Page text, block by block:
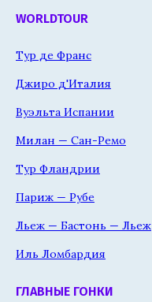
WORLDTOUR
Тур де Франс
Джиро д'Италия
Вуэльта Испании
Милан — Сан-Ремо
Тур Фландрии
Париж — Рубе
Льеж — Бастонь — Льеж
Иль Ломбардия
ГЛАВНЫЕ ГОНКИ